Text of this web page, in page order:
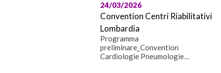
operativo dela società scientifica
ITACARE-P ETS, in tema di
controllo lipidico nel setting della
Cardiologia Riabilitativa e
Preventiva. Trentuno centri
dislocati sull'intero territorio
nazionale effettueranno un
24/03/2026
Convention Centri Riabilitativi
Lombardia
Programma
preliminare_Convention
Cardiologie Pneumologie